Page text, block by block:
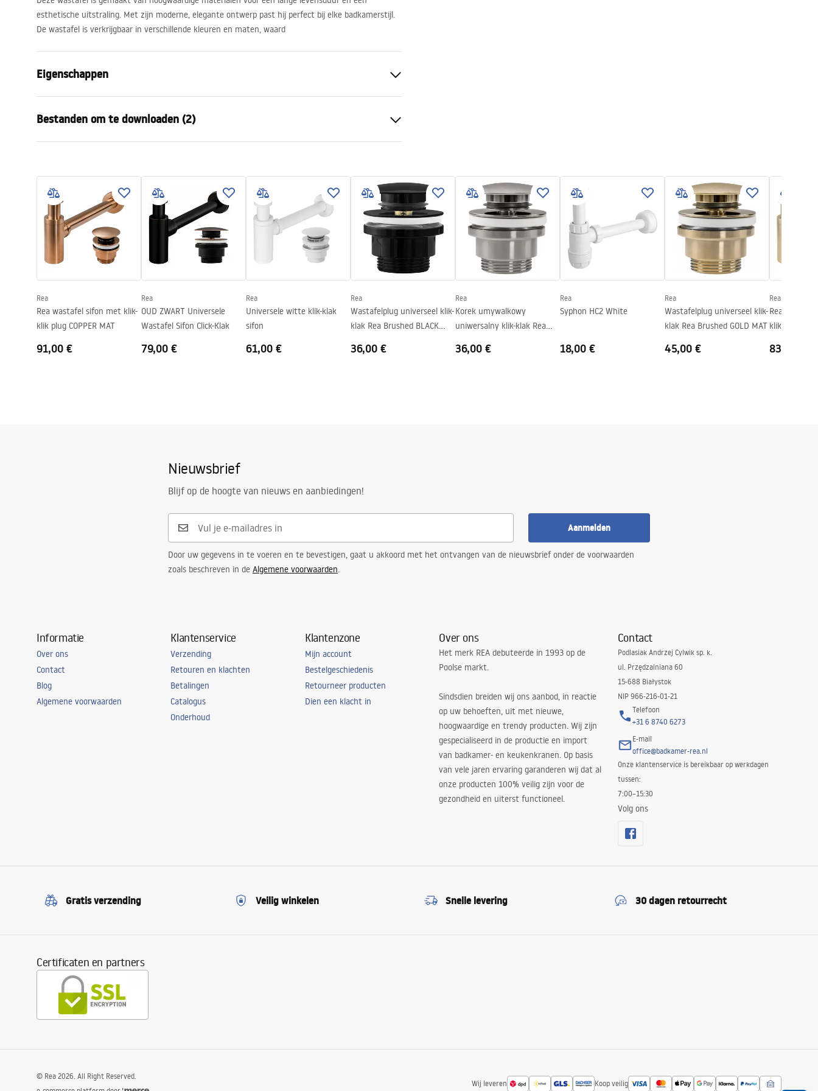
esthetische uitstraling. Met zijn moderne, elegante ontwerp past hij perfect bij elke badkamerstijl.
De wastafel is verkrijgbaar in verschillende kleuren en maten, waard
Eigenschappen
Materiaal
Kleur
Wit
Breedte
375
mm
Hoogte
mm
Diepte
Vorm
Asymmetrisch
Kraangat
Nee
Overloopopening
Bestanden om te downloaden (2)
Warranty_Terms_and_Conditions_
Basins_-_5.pdf
Rea
Rea wastafel sifon met klik-
klik plug COPPER MAT
91,00 €
Rea
OUD ZWART Universele
Wastafel Sifon Click-Klak
79,00 €
Rea
Universele witte klik-klak
sifon
61,00 €
Rea
Wastafelplug universeel klik-
klak Rea Brushed BLACK
36,00 €
Rea
Korek umywalkowy
uniwersalny klik-klak Rea
36,00 €
Rea
Syphon HC2 White
18,00 €
Rea
Wastafelplug universeel klik-
klak Rea Brushed GOLD MAT
45,00 €
Rea
Rea
klik
83,00 €
Nieuwsbrief
Blijf op de hoogte van nieuws en aanbiedingen!
Aanmelden
Door uw gegevens in te voeren en te bevestigen, gaat u akkoord met het ontvangen van de nieuwsbrief onder de voorwaarden
zoals beschreven in de Algemene voorwaarden.
Informatie
Over ons
Contact
Blog
Algemene voorwaarden
Klantenservice
Verzending
Retouren en klachten
Betalingen
Catalogus
Onderhoud
Klantenzone
Mijn account
Bestelgeschiedenis
Retourneer producten
Dien een klacht in
Over ons
Het merk REA debuteerde in 1993 op de
Poolse markt.
Sindsdien breiden wij ons aanbod, in reactie
op uw behoeften, uit met nieuwe,
hoogwaardige en trendy producten. Wij zijn
gespecialiseerd in de productie en import
van badkamer- en keukenkranen. Op basis
van vele jaren ervaring garanderen wij dat al
onze producten 100% veilig zijn voor de
gezondheid en uiterst functioneel.
Contact
Podlasiak Andrzej Cylwik sp. k.
ul. Przędzalniana 60
15-688 Białystok
NIP 966-216-01-21
Telefoon
+31 6 8740 6273
E-mail
office@badkamer-rea.nl
Onze klantenservice is bereikbaar op werkdagen
tussen:
7:00–15:30
Volg ons
Gratis verzending Veilig winkelen Snelle levering 30 dagen retourrecht
Certificaten en partners
Wij leveren Koop veilig
© Rea 2026. All Right Reserved.